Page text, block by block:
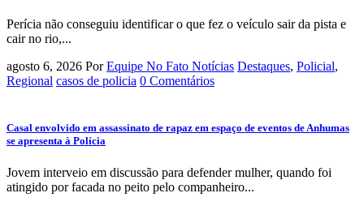
Perícia não conseguiu identificar o que fez o veículo sair da pista e
cair no rio,...
agosto 6, 2026 Por Equipe No Fato Notícias Destaques, Policial,
Regional casos de policia 0 Comentários
Casal envolvido em assassinato de rapaz em espaço de eventos de Anhumas
se apresenta à Polícia
Jovem interveio em discussão para defender mulher, quando foi
atingido por facada no peito pelo companheiro...